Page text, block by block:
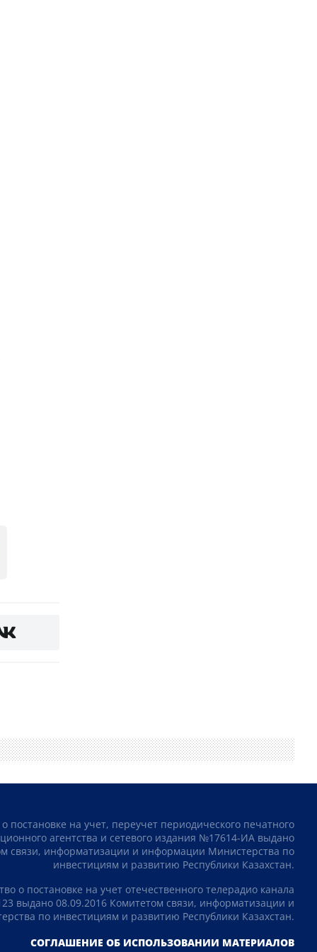
постановке на учет, переучет периодического печатного
агентства и сетевого издания №17614-ИА выдано
связи, информатизации и информации Министерства по
инвестициям и развитию Республики Казахстан.
о постановке на учет отечественного телерадио канала
выдано 08.09.2016 Комитетом связи, информатизации и
по инвестициям и развитию Республики Казахстан.
СОГЛАШЕНИЕ ОБ ИСПОЛЬЗОВАНИИ МАТЕРИАЛОВ